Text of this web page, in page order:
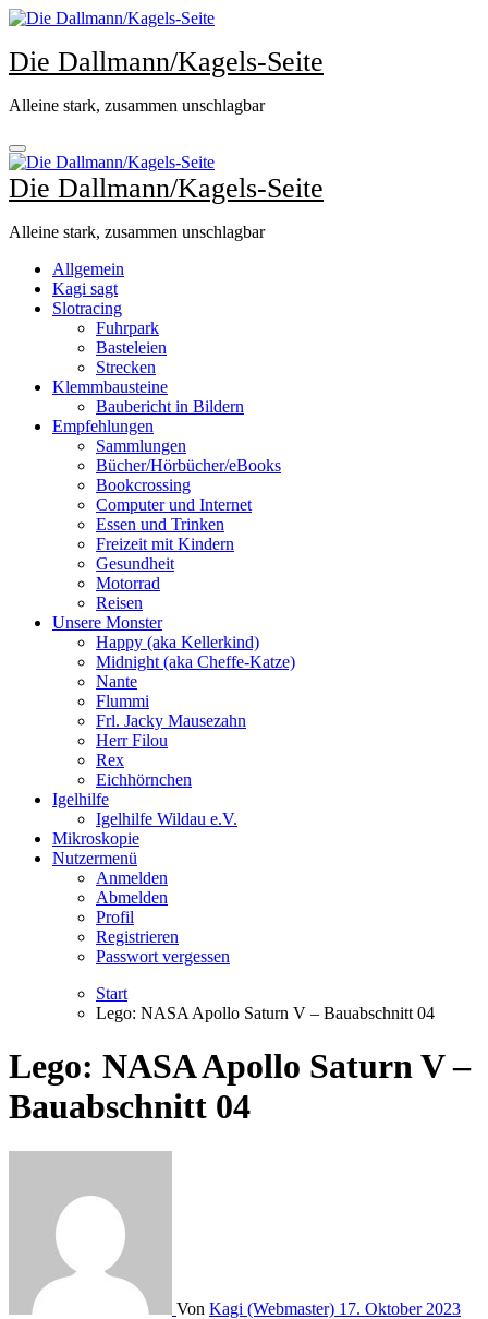
Zum
springen
Die Dallmann/Kagels-Seite
Alleine stark, zusammen unschlagbar
Die Dallmann/Kagels-Seite
Alleine stark, zusammen unschlagbar
Allgemein
Kagi sagt
Slotracing
Fuhrpark
Basteleien
Strecken
Klemmbausteine
Baubericht in Bildern
Empfehlungen
Sammlungen
Bücher/Hörbücher/eBooks
Bookcrossing
Computer und Internet
Essen und Trinken
Freizeit mit Kindern
Gesundheit
Motorrad
Reisen
Unsere Monster
Happy (aka Kellerkind)
Midnight (aka Cheffe-Katze)
Nante
Flummi
Frl. Jacky Mausezahn
Herr Filou
Rex
Eichhörnchen
Igelhilfe
Igelhilfe Wildau e.V.
Mikroskopie
Nutzermenü
Anmelden
Abmelden
Profil
Registrieren
Passwort vergessen
Start
Lego: NASA Apollo Saturn V – Bauabschnitt 04
Lego: NASA Apollo Saturn V –
Bauabschnitt 04
Von Kagi (Webmaster) 17. Oktober 2023